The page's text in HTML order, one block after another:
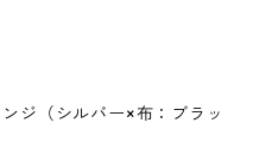
ジ（シルバー×布：ブラッ